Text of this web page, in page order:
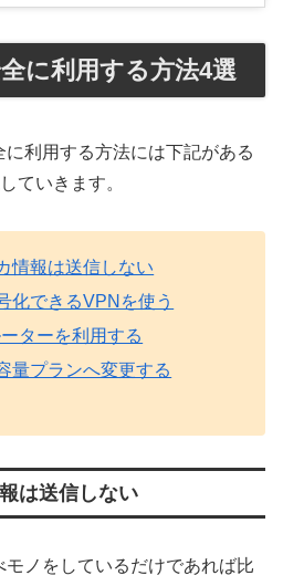
に利用する方法4選
利用する方法には下記がある
ていきます。
情報は送信しない
化できるVPNを使う
ターを利用する
量プランへ変更する
は送信しない
ノをしているだけであれば比